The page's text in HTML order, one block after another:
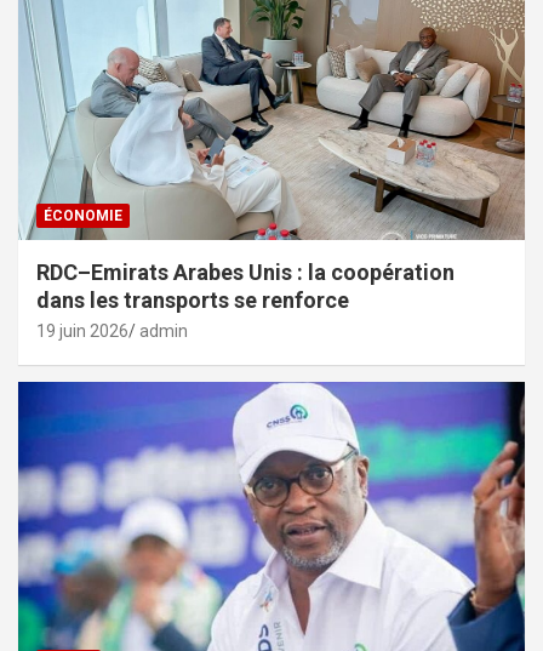
ÉCONOMIE
RDC–Emirats Arabes Unis : la coopération
dans les transports se renforce
19 juin 2026 admin